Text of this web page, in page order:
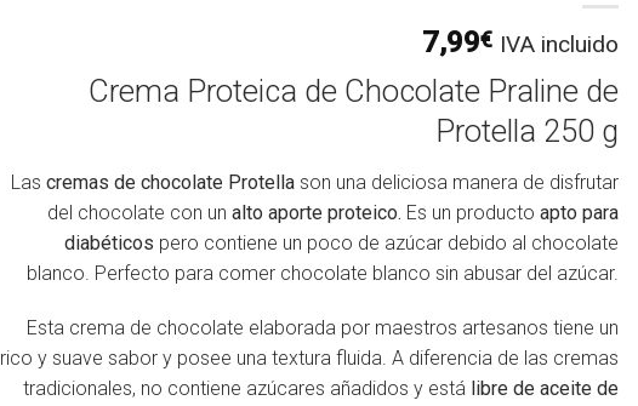
7,99€ IVA incluido
Crema Proteica de Chocolate Praline de
Protella 250 g
Las cremas de chocolate Protella son una deliciosa manera de disfrutar
del chocolate con un alto aporte proteico. Es un producto apto para
diabéticos pero contiene un poco de azúcar debido al chocolate
blanco. Perfecto para comer chocolate blanco sin abusar del azúcar.
Esta crema de chocolate elaborada por maestros artesanos tiene un
rico y suave sabor y posee una textura fluida. A diferencia de las cremas
tradicionales, no contiene azúcares añadidos y está libre de aceite de